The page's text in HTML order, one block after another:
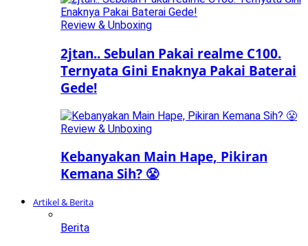
Review & Unboxing
2jtan.. Sebulan Pakai realme C100.
Ternyata Gini Enaknya Pakai Baterai
Gede!
Review & Unboxing
Kebanyakan Main Hape, Pikiran
Kemana Sih? 😤
Artikel & Berita
Berita